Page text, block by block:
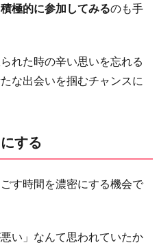
極的に参加してみるのも手
れた時の辛い思いを忘れる
な出会いを掴むチャンスに
する
す時間を濃密にする機会で
い」なんて思われていたか